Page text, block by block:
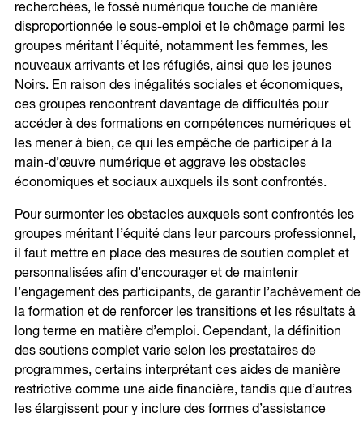
recherchées, le fossé numérique touche de manière
disproportionnée le sous-emploi et le chômage parmi les
groupes méritant l’équité, notamment les femmes, les
nouveaux arrivants et les réfugiés, ainsi que les jeunes
Noirs. En raison des inégalités sociales et économiques,
ces groupes rencontrent davantage de difficultés pour
accéder à des formations en compétences numériques et
les mener à bien, ce qui les empêche de participer à la
main-d’œuvre numérique et aggrave les obstacles
économiques et sociaux auxquels ils sont confrontés.
Pour surmonter les obstacles auxquels sont confrontés les
groupes méritant l’équité dans leur parcours professionnel,
il faut mettre en place des mesures de soutien complet et
personnalisées afin d’encourager et de maintenir
l’engagement des participants, de garantir l’achèvement de
la formation et de renforcer les transitions et les résultats à
long terme en matière d’emploi. Cependant, la définition
des soutiens complet varie selon les prestataires de
programmes, certains interprétant ces aides de manière
restrictive comme une aide financière, tandis que d’autres
les élargissent pour y inclure des formes d’assistance